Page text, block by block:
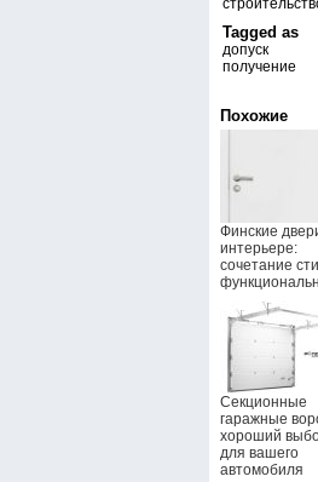
Tagged as
допуск
получение
Похожие
Финские
интерьере:
сочетание
Секционные
гаражные
хороший
для вашего
автомобиля